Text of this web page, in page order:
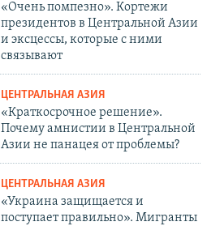
«Очень помпезно». Кортежи
президентов в Центральной Азии
и эксцессы, которые с ними
связывают
ЦЕНТРАЛЬНАЯ АЗИЯ
«Краткосрочное решение».
Почему амнистии в Центральной
Азии не панацея от проблемы?
ЦЕНТРАЛЬНАЯ АЗИЯ
«Украина защищается и
поступает правильно». Мигранты